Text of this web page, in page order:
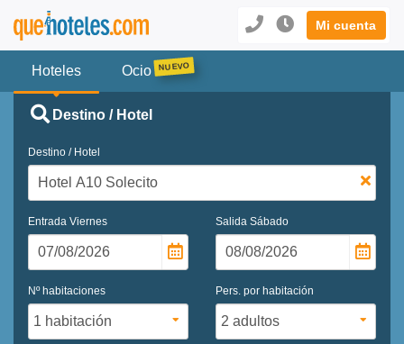
Mi cuenta
Hoteles Ocio
Destino / Hotel
Destino / Hotel
Entrada Viernes Salida Sábado
Nº habitaciones Pers. por habitación